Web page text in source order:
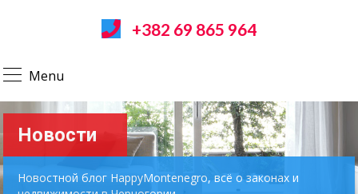
+382 69 865 964
Menu
Новости
Новостной блог HappyMontenegro, всё о законах и